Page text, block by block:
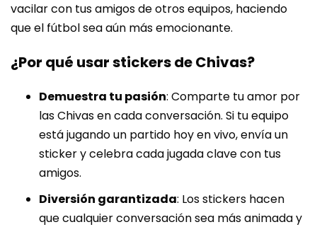
vacilar con tus amigos de otros equipos, haciendo
que el fútbol sea aún más emocionante.
¿Por qué usar stickers de Chivas?
Demuestra tu pasión: Comparte tu amor por
las Chivas en cada conversación. Si tu equipo
está jugando un partido hoy en vivo, envía un
sticker y celebra cada jugada clave con tus
amigos.
Diversión garantizada: Los stickers hacen
que cualquier conversación sea más animada y